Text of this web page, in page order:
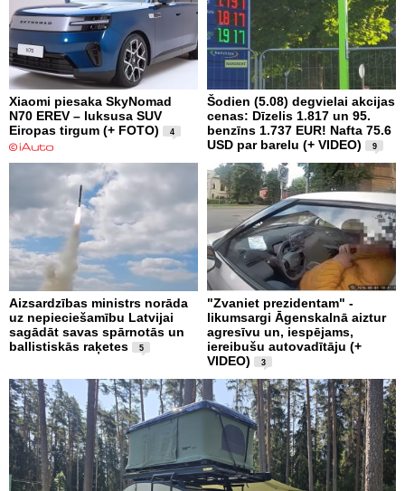
Xiaomi piesaka SkyNomad
N70 EREV – luksusa SUV
Eiropas tirgum (+ FOTO)
4
Šodien (5.08) degvielai akcijas
cenas: Dīzelis 1.817 un 95.
benzīns 1.737 EUR! Nafta 75.6
USD par barelu (+ VIDEO)
9
Aizsardzības ministrs norāda
uz nepieciešamību Latvijai
sagādāt savas spārnotās un
ballistiskās raķetes
5
"Zvaniet prezidentam" -
likumsargi Āgenskalnā aiztur
agresīvu un, iespējams,
iereibušu autovadītāju (+
VIDEO)
3